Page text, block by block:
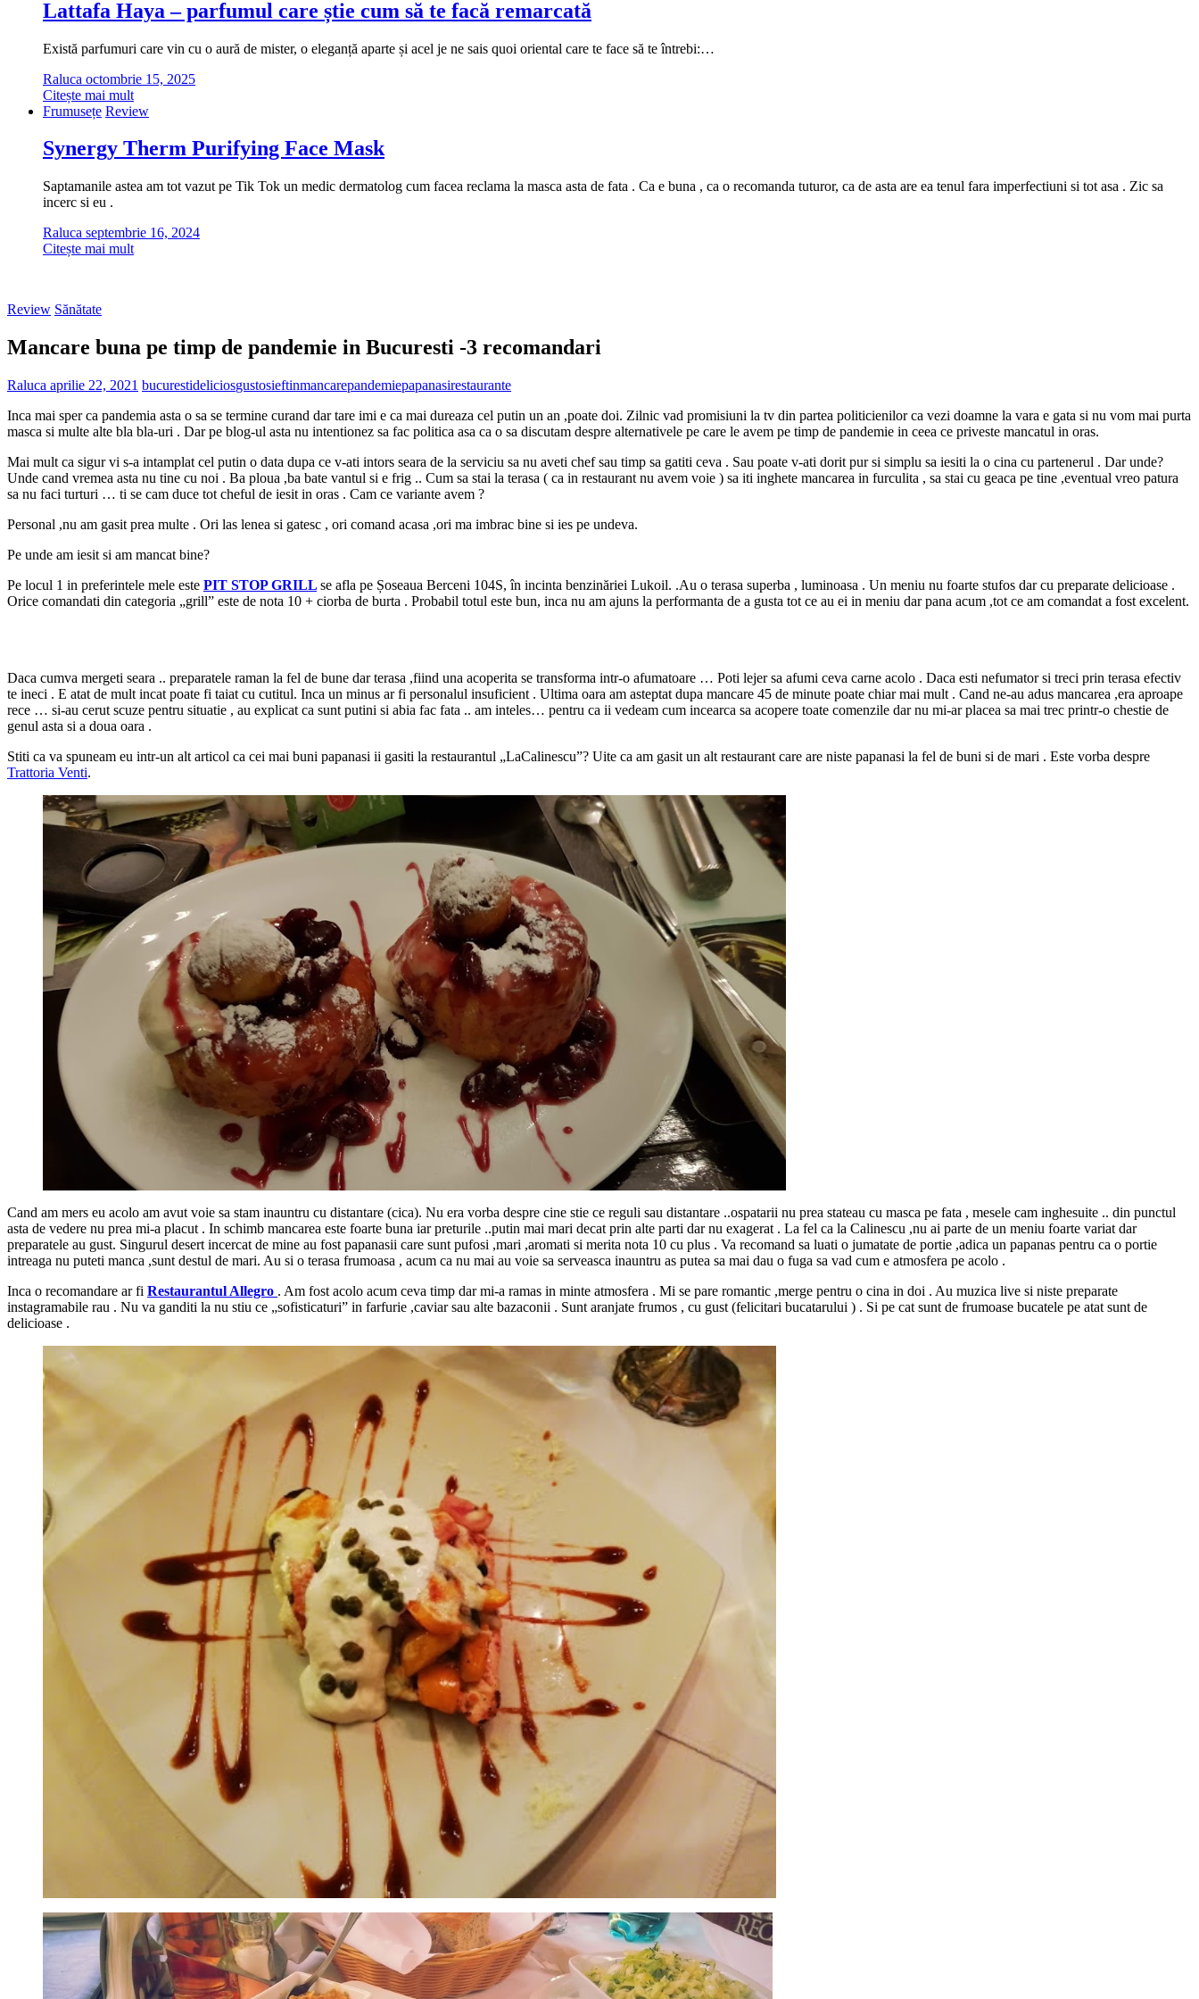
Lattafa Haya – parfumul care știe cum să te facă remarcată
Există parfumuri care vin cu o aură de mister, o eleganță aparte și acel je ne sais quoi oriental care te face să te întrebi:…
Raluca octombrie 15, 2025
Citește mai mult
Frumusețe Review
Synergy Therm Purifying Face Mask
Saptamanile astea am tot vazut pe Tik Tok un medic dermatolog cum facea reclama la masca asta de fata . Ca e buna , ca o recomanda tuturor, ca de asta are ea tenul fara imperfectiuni si tot asa . Zic sa
incerc si eu .
Raluca septembrie 16, 2024
Citește mai mult
Review Sănătate
Mancare buna pe timp de pandemie in Bucuresti -3 recomandari
Raluca aprilie 22, 2021 bucurestideliciosgustosieftinmancarepandemiepapanasirestaurante
Inca mai sper ca pandemia asta o sa se termine curand dar tare imi e ca mai dureaza cel putin un an ,poate doi. Zilnic vad promisiuni la tv din partea politicienilor ca vezi doamne la vara e gata si nu vom mai purta
masca si multe alte bla bla-uri . Dar pe blog-ul asta nu intentionez sa fac politica asa ca o sa discutam despre alternativele pe care le avem pe timp de pandemie in ceea ce priveste mancatul in oras.
Mai mult ca sigur vi s-a intamplat cel putin o data dupa ce v-ati intors seara de la serviciu sa nu aveti chef sau timp sa gatiti ceva . Sau poate v-ati dorit pur si simplu sa iesiti la o cina cu partenerul . Dar unde?
Unde cand vremea asta nu tine cu noi . Ba ploua ,ba bate vantul si e frig .. Cum sa stai la terasa ( ca in restaurant nu avem voie ) sa iti inghete mancarea in furculita , sa stai cu geaca pe tine ,eventual vreo patura
sa nu faci turturi … ti se cam duce tot cheful de iesit in oras . Cam ce variante avem ?
Personal ,nu am gasit prea multe . Ori las lenea si gatesc , ori comand acasa ,ori ma imbrac bine si ies pe undeva.
Pe unde am iesit si am mancat bine?
Pe locul 1 in preferintele mele este PIT STOP GRILL se afla pe Șoseaua Berceni 104S, în incinta benzinăriei Lukoil. .Au o terasa superba , luminoasa . Un meniu nu foarte stufos dar cu preparate delicioase .
Orice comandati din categoria „grill” este de nota 10 + ciorba de burta . Probabil totul este bun, inca nu am ajuns la performanta de a gusta tot ce au ei in meniu dar pana acum ,tot ce am comandat a fost excelent.
Daca cumva mergeti seara .. preparatele raman la fel de bune dar terasa ,fiind una acoperita se transforma intr-o afumatoare … Poti lejer sa afumi ceva carne acolo . Daca esti nefumator si treci prin terasa efectiv
te ineci . E atat de mult incat poate fi taiat cu cutitul. Inca un minus ar fi personalul insuficient . Ultima oara am asteptat dupa mancare 45 de minute poate chiar mai mult . Cand ne-au adus mancarea ,era aproape
rece … si-au cerut scuze pentru situatie , au explicat ca sunt putini si abia fac fata .. am inteles… pentru ca ii vedeam cum incearca sa acopere toate comenzile dar nu mi-ar placea sa mai trec printr-o chestie de
genul asta si a doua oara .
Stiti ca va spuneam eu intr-un alt articol ca cei mai buni papanasi ii gasiti la restaurantul „LaCalinescu”? Uite ca am gasit un alt restaurant care are niste papanasi la fel de buni si de mari . Este vorba despre
Trattoria Venti.
Cand am mers eu acolo am avut voie sa stam inauntru cu distantare (cica). Nu era vorba despre cine stie ce reguli sau distantare ..ospatarii nu prea stateau cu masca pe fata , mesele cam inghesuite .. din punctul
asta de vedere nu prea mi-a placut . In schimb mancarea este foarte buna iar preturile ..putin mai mari decat prin alte parti dar nu exagerat . La fel ca la Calinescu ,nu ai parte de un meniu foarte variat dar
preparatele au gust. Singurul desert incercat de mine au fost papanasii care sunt pufosi ,mari ,aromati si merita nota 10 cu plus . Va recomand sa luati o jumatate de portie ,adica un papanas pentru ca o portie
intreaga nu puteti manca ,sunt destul de mari. Au si o terasa frumoasa , acum ca nu mai au voie sa serveasca inauntru as putea sa mai dau o fuga sa vad cum e atmosfera pe acolo .
Inca o recomandare ar fi Restaurantul Allegro . Am fost acolo acum ceva timp dar mi-a ramas in minte atmosfera . Mi se pare romantic ,merge pentru o cina in doi . Au muzica live si niste preparate
instagramabile rau . Nu va ganditi la nu stiu ce „sofisticaturi” in farfurie ,caviar sau alte bazaconii . Sunt aranjate frumos , cu gust (felicitari bucatarului ) . Si pe cat sunt de frumoase bucatele pe atat sunt de
delicioase .